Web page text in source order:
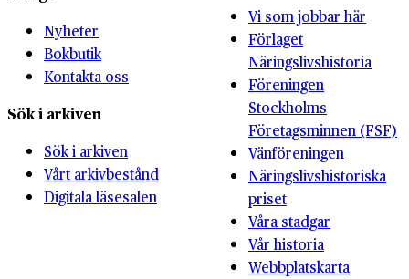
Nyheter
Bokbutik
Kontakta oss
Sök i arkiven
Sök i arkiven
Vårt arkivbestånd
Digitala läsesalen
Vi som jobbar här
Förlaget
Näringslivshistoria
Föreningen
Stockholms
Företagsminnen (FSF)
Vänföreningen
Näringslivshistoriska
priset
Våra stadgar
Vår historia
Webbplatskarta